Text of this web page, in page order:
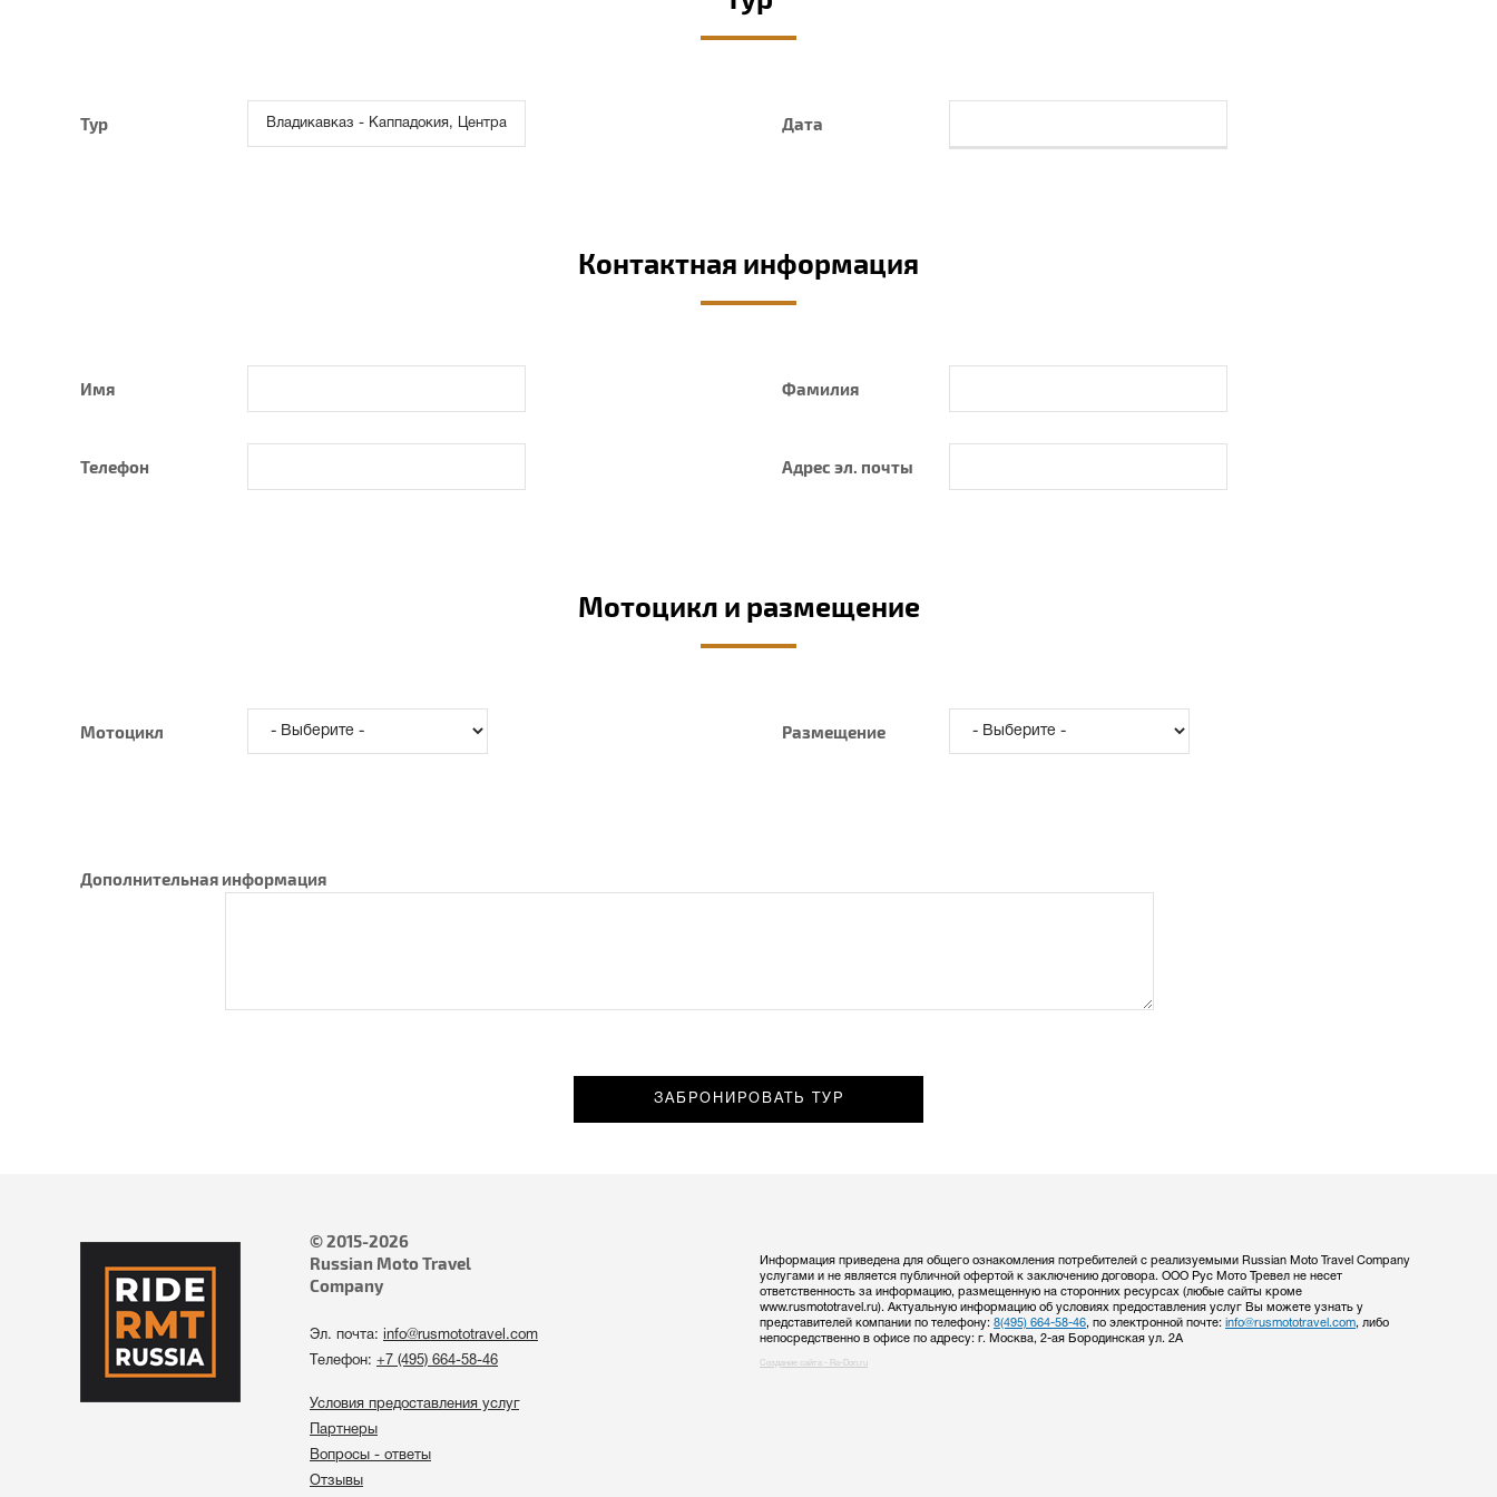
Тур Дата
Контактная информация
Имя Фамилия
Телефон Адрес эл. почты
Мотоцикл и размещение
Мотоцикл Размещение
Дополнительная информация
Result message
© 2015-2026
Russian Moto Travel
Company
Эл. почта: info@rusmototravel.com
Tелефон: +7 (495) 664-58-46
Условия предоставления услуг
Партнеры
Вопросы - ответы
Отзывы
Информация приведена для общего ознакомления потребителей с реализуемыми Russian Moto Travel Company
услугами и не является публичной офертой к заключению договора. ООО Рус Мото Тревел не несет
ответственность за информацию, размещенную на сторонних ресурсах (любые сайты кроме
www.rusmototravel.ru). Актуальную информацию об условиях предоставления услуг Вы можете узнать у
представителей компании по телефону: 8(495) 664-58-46, по электронной почте: info@rusmototravel.com, либо
непосредственно в офисе по адресу: г. Москва, 2-ая Бородинская ул. 2А
Создание сайта - Ra-Don.ru